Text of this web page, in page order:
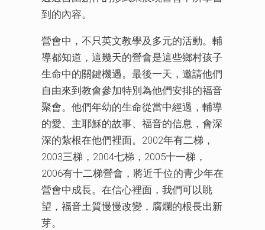
到的內容。
營會中，不只英文教學及多元的活動。輔
導都知道，這幾天的營會是這些鄉村孩子
生命中的關鍵機遇。最後一天，邀請他們
自由來到教會參加特別為他們安排的福音
聚會。他們年幼的生命從當中經過，輔導
的愛、主耶穌的故事、福音的信息，會深
深的紮根在他們裡面。2002年有二梯，
2003三梯，2004七梯，2005十一梯，
2006有十二梯營會，將近千位的青少年在
營會中成長。在信心裡面，我們可以眺
望，福音土質慢慢改變，腐爛的根長出新
芽。